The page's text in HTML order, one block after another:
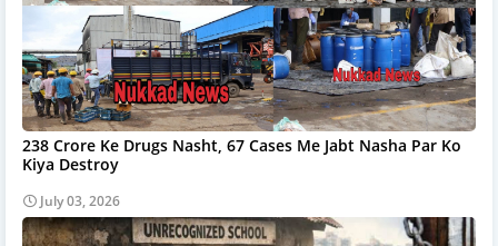
238 Crore Ke Drugs Nasht, 67 Cases Me Jabt Nasha Par Ko
Kiya Destroy
July 03, 2026